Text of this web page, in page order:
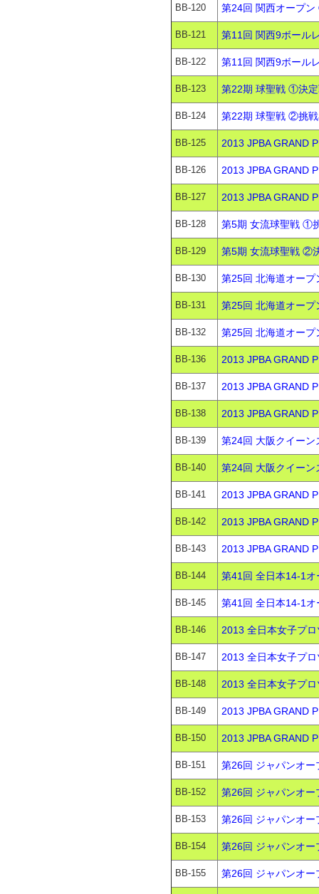
BB-120 第24回 関西オープ
BB-121 第11回 関西9ボール
BB-122 第11回 関西9ボール
BB-123 第22期 球聖戦 ①決
BB-124 第22期 球聖戦 ②挑
BB-125 2013 JPBA GRAND
BB-126 2013 JPBA GRAND
BB-127 2013 JPBA GRAND
BB-128 第5期 女流球聖戦 ①
BB-129 第5期 女流球聖戦 ②
BB-130 第25回 北海道オー
BB-131 第25回 北海道オー
BB-132 第25回 北海道オー
BB-136 2013 JPBA GRAND
BB-137 2013 JPBA GRAND
BB-138 2013 JPBA GRAND
BB-139 第24回 大阪クイー
BB-140 第24回 大阪クイー
BB-141 2013 JPBA GRAND
BB-142 2013 JPBA GRAND
BB-143 2013 JPBA GRAND
BB-144 第41回 全日本14-1
BB-145 第41回 全日本14-1
BB-146 2013 全日本女子プ
BB-147 2013 全日本女子プ
BB-148 2013 全日本女子プ
BB-149 2013 JPBA GRAND
BB-150 2013 JPBA GRAND
BB-151 第26回 ジャパンオ
BB-152 第26回 ジャパンオ
BB-153 第26回 ジャパンオ
BB-154 第26回 ジャパンオ
BB-155 第26回 ジャパンオ